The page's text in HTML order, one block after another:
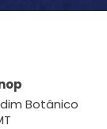
Botânico